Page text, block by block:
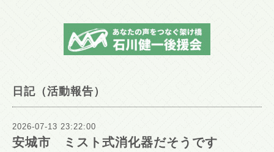
日記（活動報告）
2026-07-13 23:22:00
安城市 ミスト式消化器だそうです